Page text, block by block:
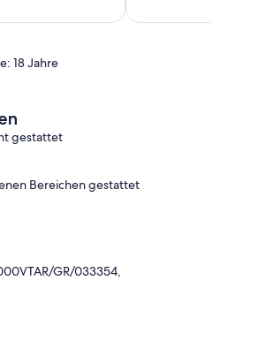
18 Jahre
gestattet
Bereichen gestattet
GR/033354,